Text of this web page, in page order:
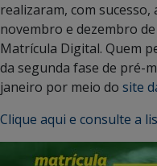
realizaram, com
novembro e dezembro
Matrícula Digital. Quem
da segunda fase de pré-
janeiro por meio do site
Clique aqui e consulte a